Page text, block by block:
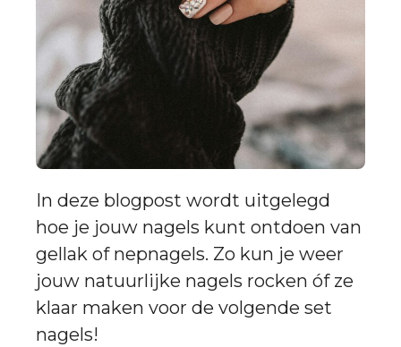
In deze blogpost wordt uitgelegd
hoe je jouw nagels kunt ontdoen van
gellak of nepnagels. Zo kun je weer
jouw natuurlijke nagels rocken óf ze
klaar maken voor de volgende set
nagels!